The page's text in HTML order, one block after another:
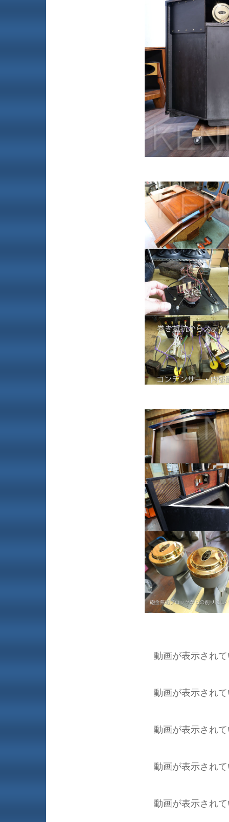
動画が表示され
動画が表示され
動画が表示され
動画が表示され
動画が表示され